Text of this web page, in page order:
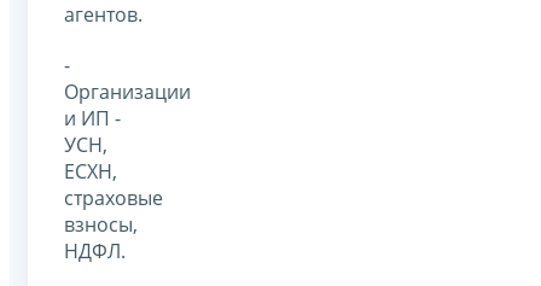
агентов.
-
Организации
и ИП -
УСН,
ЕСХН,
страховые
взносы,
НДФЛ.